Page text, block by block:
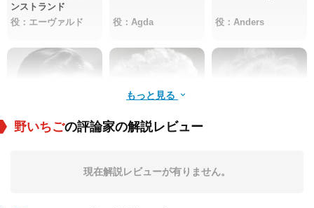
ンストランド
役：エーヴァルド
役：Agda 役：Anders
役：Mrs. Borg
役：Berit Alman
もっと見る
野いちごの評論家の解説レビュー
現在解説レビューが有りません。